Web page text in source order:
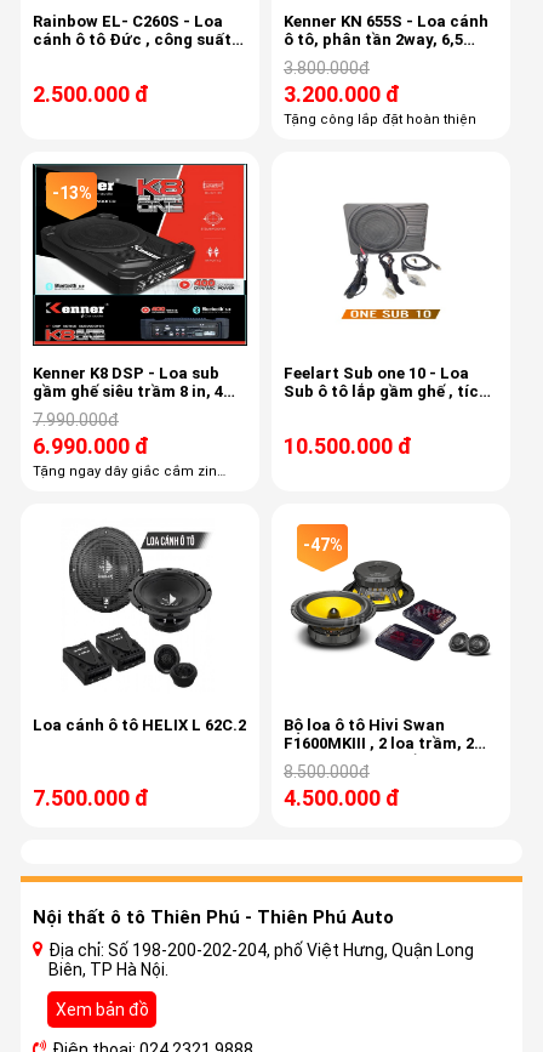
Rainbow EL- C260S - Loa
cánh ô tô Đức , công suất
2.500.000 đ
Kenner KN 655S - Loa cánh
ô tô, phân tần 2way, 6,5
inch, 90db
3.800.000đ
3.200.000 đ
Tặng công lắp đặt hoàn thiện
-13%
Kenner K8 DSP - Loa sub
gầm ghế siêu trầm 8 in, 4
kênh âm ly, DSP 6 kênh
7.990.000đ
6.990.000 đ
Tặng ngay dây giắc cắm zin
Feelart Sub one 10 - Loa
Sub ô tô lắp gầm ghế , tích
10.500.000 đ
Loa cánh ô tô HELIX L 62C.2
7.500.000 đ
-47%
Bộ loa ô tô Hivi Swan
F1600MKIII , 2 loa trầm, 2
loa treb, 2 phân tần cao
cấp
8.500.000đ
4.500.000 đ
Nội thất ô tô Thiên Phú - Thiên Phú Auto
Địa chỉ: Số 198-200-202-204, phố Việt Hưng, Quận Long
Biên, TP Hà Nội.
Xem bản đồ